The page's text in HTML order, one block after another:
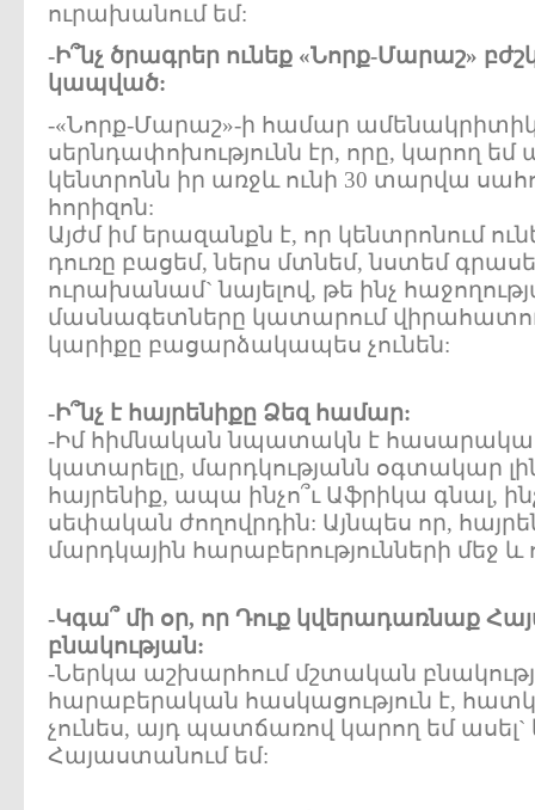
ուրախանում եմ:
-Ի՞նչ ծրագրեր ունեք «Նորք-Մարաշ»
կապված:
-«Նորք-Մարաշ»-ի համար
սերնդափոխությունն էր, որը, կարող եմ
կենտրոնն իր առջև ունի 30 տարվա
հորիզոն:
Այժմ իմ երազանքն է, որ կենտրոնում
դուռը բացեմ, ներս մտնեմ, նստեմ
ուրախանամ` նայելով, թե ինչ
մասնագետները կատարում
կարիքը բացարձակապես չունեն:
-Ի՞նչ է հայրենիքը Ձեզ համար:
-Իմ հիմնական նպատակն է
կատարելը, մարդկությանն օգտակար
հայրենիք, ապա ինչո՞ւ Աֆրիկա գնալ,
սեփական ժողովրդին: Այնպես որ,
մարդկային հարաբերությունների մեջ
-Կգա՞ մի օր, որ Դուք կվերադառնաք
բնակության:
-Ներկա աշխարհում մշտական
հարաբերական հասկացություն է,
չունես, այդ պատճառով կարող եմ ասել`
Հայաստանում եմ: